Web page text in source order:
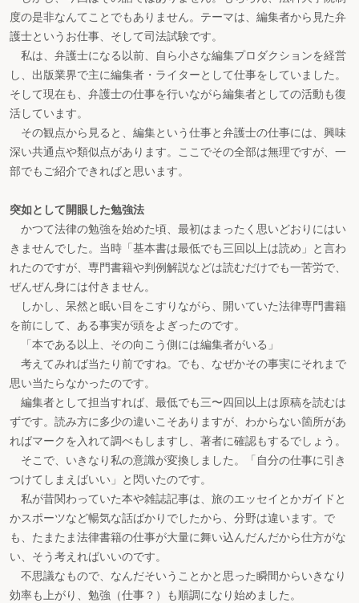
度の是非なんてことでもありません。テーマは、編集者から見た弁
護士というお仕事、そして司法試験です。
私は、弁護士になる以前、自ら小さな編集プロダクションを経営
し、出版業界で主に編集者・ライターとして仕事をしていました。
そして現在も、弁護士の仕事を行いながら編集者としての活動も復
活しています。
その観点から見ると、編集という仕事と弁護士の仕事には、興味
深い共通点や類似点があります。ここでその全部は無理ですが、一
部でもご紹介できればと思います。
突如として開眼した勉強法
かつて法律の勉強を始めた頃、最初はまったく思いどおりにはい
きませんでした。当時「基本書は最低でも三回以上は読め」と言わ
れたのですが、専門書籍や判例解説などは読むだけでも一苦労で、
ぜんぜん身には付きません。
しかし、呆然と眠い目をこすりながら、開いていた法律専門書籍
を前にして、ある事実が頭をよぎったのです。
「本である以上、その向こう側には編集者がいる」
考えてみれば当たり前ですね。でも、なぜかその事実にそれまで
思い当たらなかったのです。
編集者として担当すれば、最低でも三〜四回以上は原稿を読むは
ずです。読み方に多少の違いこそありますが、わからない箇所があ
ればマークを入れて調べもしますし、著者に確認もするでしょう。
そこで、いきなり私の意識が変換しました。「自分の仕事に引き
つけてしまえばいい」と閃いたのです。
私が昔関わっていた本や雑誌記事は、旅のエッセイとかガイドと
かスポーツなど暢気な話ばかりでしたから、分野は違います。で
も、たまたま法律書籍の仕事が大量に舞い込んだんだから仕方がな
い、そう考えればいいのです。
不思議なもので、なんだそいうことかと思った瞬間からいきなり
効率も上がり、勉強（仕事？）も順調になり始めました。